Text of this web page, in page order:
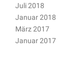
Juli 2018
Januar 2018
März 2017
Januar 2017